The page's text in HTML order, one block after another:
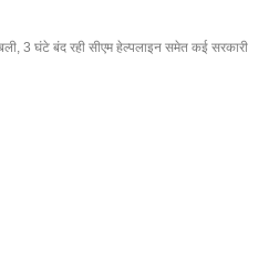
3 घंटे बंद रही सीएम हेल्पलाइन समेत कई सरकारी